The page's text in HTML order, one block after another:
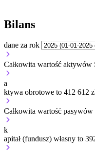
Bilans
dane za rok
Całkowita wartość aktywów
a
ktywa obrotowe to 412 612
Całkowita wartość pasywów
k
apitał (fundusz) własny to